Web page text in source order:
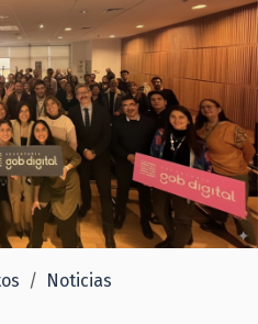
Noticias